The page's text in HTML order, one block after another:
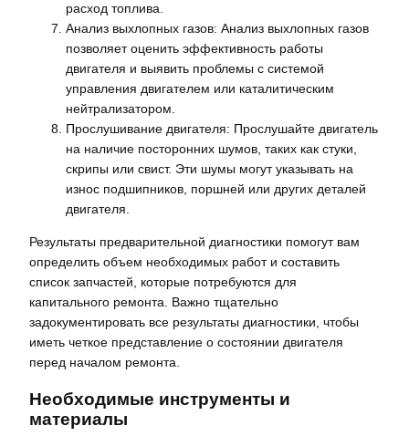
расход топлива.
Анализ выхлопных газов: Анализ выхлопных газов
позволяет оценить эффективность работы
двигателя и выявить проблемы с системой
управления двигателем или каталитическим
нейтрализатором.
Прослушивание двигателя: Прослушайте двигатель
на наличие посторонних шумов, таких как стуки,
скрипы или свист. Эти шумы могут указывать на
износ подшипников, поршней или других деталей
двигателя.
Результаты предварительной диагностики помогут вам
определить объем необходимых работ и составить
список запчастей, которые потребуются для
капитального ремонта. Важно тщательно
задокументировать все результаты диагностики, чтобы
иметь четкое представление о состоянии двигателя
перед началом ремонта.
Необходимые инструменты и
материалы